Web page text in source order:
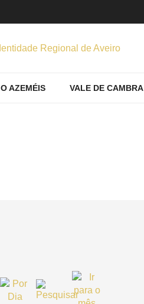
O AZEMÉIS VALE DE CAMBRA